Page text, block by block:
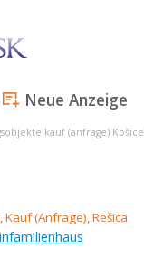
Neue Anzeige
kauf (anfrage) Košice